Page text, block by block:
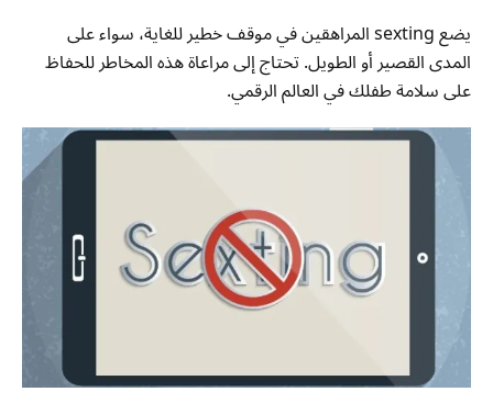
يضع sexting المراهقين في موقف خطير للغاية، سواء على
المدى القصير أو الطويل. تحتاج إلى مراعاة هذه المخاطر للحفاظ
على سلامة طفلك في العالم الرقمي.